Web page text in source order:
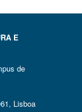
E
de
Lisboa